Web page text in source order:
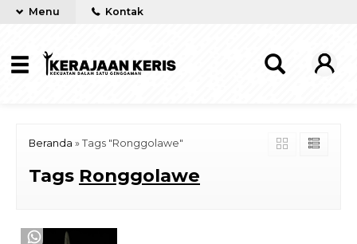
Menu Kontak
Beranda » Tags "Ronggolawe"
Tags Ronggolawe